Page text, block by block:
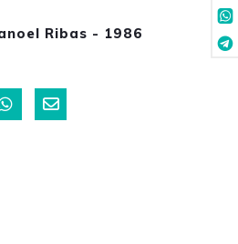
Ribas - 1986